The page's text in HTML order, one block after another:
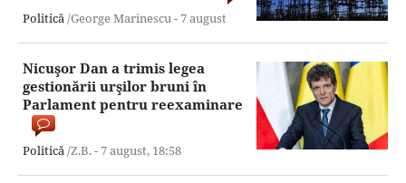
Politică/George Marinescu -7 august
Nicuşor Dan a trimis legea
gestionării urşilor bruni în
Parlament pentru reexaminare
Politică/Z.B. -7 august, 18:58